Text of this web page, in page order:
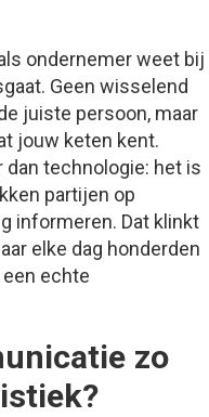
ondernemer weet bij
Geen wisselend
juiste persoon, maar
jouw keten kent.
technologie: het is
partijen op
informeren. Dat klinkt
elke dag honderden
echte
zo